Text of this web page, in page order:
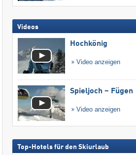
Pensionen
Videos
Hochkönig
Video anzeigen
Spieljoch – Fügen
Video anzeigen
Top-Hotels für den Skiurlaub